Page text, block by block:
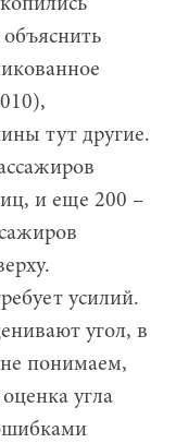
объяснить
тут другие.
и еще 200 –
усилий.
угол, в
понимаем,
угла